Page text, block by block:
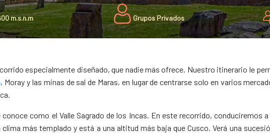
m.s.n.m Grupos Privados
especialmente diseñado, que nadie más ofrece. Nuestro itinerario le
, Moray y las minas de sal de Maras, en lugar de centrarse solo en varios
como el Valle Sagrado de los Incas. En este recorrido, conduciremos
más templado y está a una altitud más baja que Cusco. Verá una